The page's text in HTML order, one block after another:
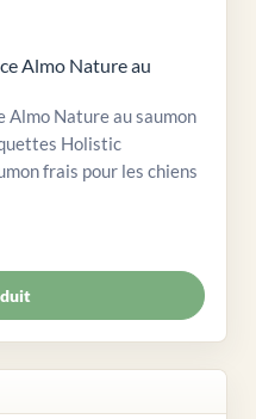
Almo Nature au
Nature au saumon
Holistic
frais pour les chiens